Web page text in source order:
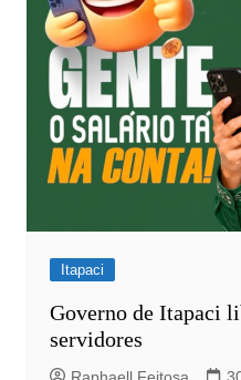
Itapaci
Governo de Itapaci
servidores